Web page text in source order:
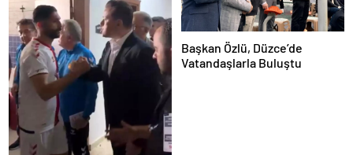
Başkan Özlü, Düzce’de
Vatandaşlarla Buluştu